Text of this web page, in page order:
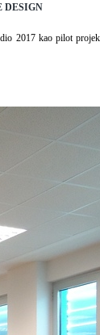
DESIGN
2017 kao pilot